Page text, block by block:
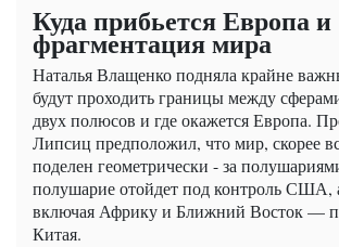
Куда прибьется Европа и
фрагментация мира
Наталья Влащенко подняла крайне
будут проходить границы между
двух полюсов и где окажется Европа.
Липсиц предположил, что мир, скорее
поделен геометрически - за
полушарие отойдет под контроль США,
включая Африку и Ближний Восток —
Китая.